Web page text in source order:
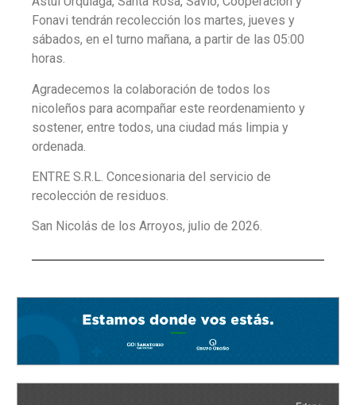
Fonavi tendrán recolección los martes, jueves y
sábados, en el turno mañana, a partir de las 05:00
horas.
Agradecemos la colaboración de todos los
nicoleños para acompañar este reordenamiento y
sostener, entre todos, una ciudad más limpia y
ordenada.
ENTRE S.R.L. Concesionaria del servicio de
recolección de residuos.
San Nicolás de los Arroyos, julio de 2026.